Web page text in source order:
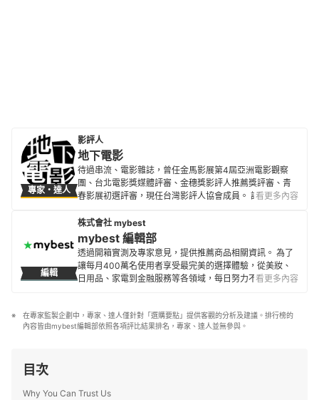
專家・達人
影評人
地下電影
待過串流、電影雜誌，曾任金馬影展第4屆亞洲電影觀察
團、台北電影獎媒體評審、金穗獎影評人推薦獎評審、青
春影展初選評審，現任台灣影評人協會成員。 評論文章散
CATCHPLAY+、Giloo紀實影音等各大媒體平台與紙本刊
物。
地下電影的簡介
看更多內容
編輯
株式會社 mybest
mybest 編輯部
透過開箱實測及專家意見，提供推薦商品相關資訊。 為了
讓每月400萬名使用者享受最完美的選擇體驗，從美妝、
日用品、家電到金融服務等各領域，每日努力不懈地製作
看更多內容
在專家監製企劃中，專家、達人僅針對「選購要點」提供客觀的分析及建議。排行榜的
內容皆由mybest編輯部依照各項評比結果排名，專家、達人並無參與。
目次
Why You Can Trust Us